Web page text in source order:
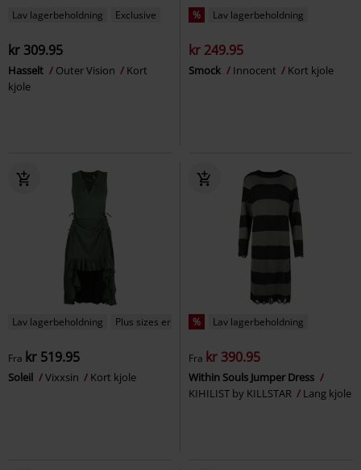
Lav lagerbeholdning Exclusive
kr 309.95
Hasselt Outer Vision
Kort
kjole
% Lav lagerbeholdning
kr 249.95
Smock Innocent Kort kjole
Lav lagerbeholdning Plus sizes er tilgængelige
Fra kr 519.95
Soleil Vixxsin Kort kjole
% Lav lagerbeholdning
Fra kr 390.95
Within Souls Jumper Dress
KIHILIST by KILLSTAR
Lang kjole